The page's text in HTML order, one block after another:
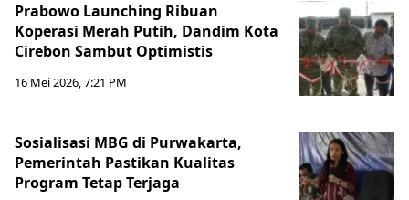
Prabowo Launching Ribuan
Koperasi Merah Putih, Dandim Kota
Cirebon Sambut Optimistis
16 Mei 2026, 7:21 PM
Sosialisasi MBG di Purwakarta,
Pemerintah Pastikan Kualitas
Program Tetap Terjaga